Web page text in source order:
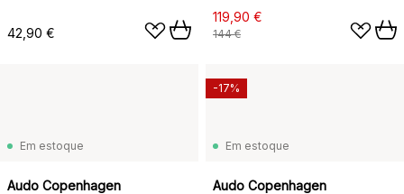
42,90 €
brass (tampa de nogueira)
119,90 €
144 €
Em estoque
Audo Copenhagen
Em estoque
Audo Copenhagen
-17%